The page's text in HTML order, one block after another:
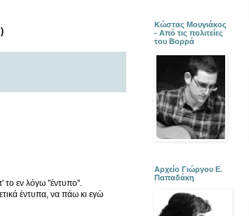
το εν λόγω ''έντυπο''.
έντυπα, να πάω κι εγώ
Κώστας Μουγιάκος
- Από τις πολιτείες
του Βορρά
Αρχείο Γιώργου Ε.
Παπαδάκη